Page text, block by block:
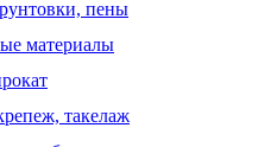
пены
материалы
такелаж